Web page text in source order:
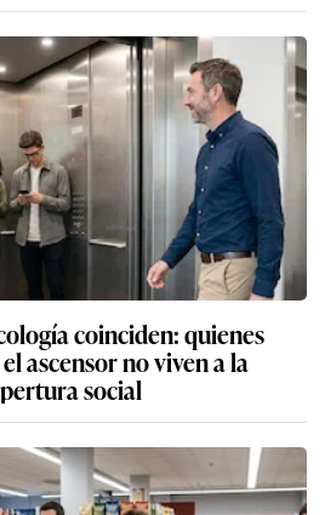
coinciden: quienes
ascensor no viven a la
social